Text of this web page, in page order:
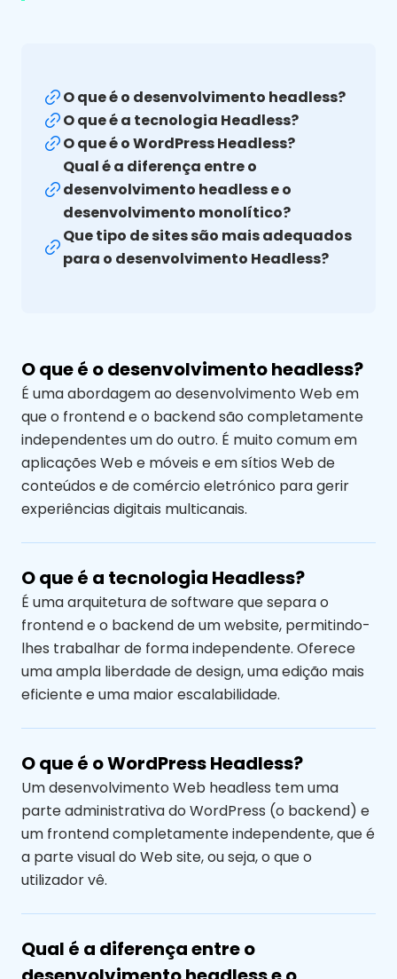
O que é o desenvolvimento headless?
O que é a tecnologia Headless?
O que é o WordPress Headless?
Qual é a diferença entre o
desenvolvimento headless e o
desenvolvimento monolítico?
Que tipo de sites são mais adequados
para o desenvolvimento Headless?
O que é o desenvolvimento headless?
É uma abordagem ao desenvolvimento Web em
que o frontend e o backend são completamente
independentes um do outro. É muito comum em
aplicações Web e móveis e em sítios Web de
conteúdos e de comércio eletrónico para gerir
experiências digitais multicanais.
O que é a tecnologia Headless?
É uma arquitetura de software que separa o
frontend e o backend de um website, permitindo-
lhes trabalhar de forma independente. Oferece
uma ampla liberdade de design, uma edição mais
eficiente e uma maior escalabilidade.
O que é o WordPress Headless?
Um desenvolvimento Web headless tem uma
parte administrativa do WordPress (o backend) e
um frontend completamente independente, que é
a parte visual do Web site, ou seja, o que o
utilizador vê.
Qual é a diferença entre o